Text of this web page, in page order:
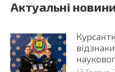
Актуальні новини